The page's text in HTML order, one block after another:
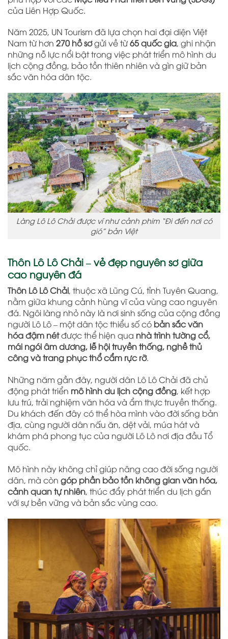
của Liên Hợp Quốc.
Năm 2025, UN Tourism đã lựa chọn hai đại diện Việt
Nam từ hơn 270 hồ sơgửi về từ65 quốc gia, ghi nhận
những nỗ lực nổi bật trong việc phát triển mô hình du
lịch cộng đồng, bảo tồn thiên nhiên và gìn giữ bản
sắc văn hóa dân tộc.
Làng Lô Lô Chải được ví như cảnh phim “Đi đến nơi có
gió” bản Việt
Thôn Lô Lô Chải – vẻ đẹp nguyên sơ giữa
cao nguyên đá
Thôn Lô Lô Chải, thuộc xã Lũng Cú, tỉnh Tuyên Quang,
nằm giữa khung cảnh hùng vĩ của vùng cao nguyên
đá. Ngôi làng nhỏ này là nơi sinh sống của cộng đồng
người Lô Lô – một dân tộc thiểu số có bản sắc văn
hóa đậm nétđược thể hiện qua nhà trình tường cổ,
mái ngói âm dương, lễ hội truyền thống, nghề thủ
công và trang phục thổ cẩm rực rỡ.
Những năm gần đây, người dân Lô Lô Chải đã chủ
động phát triển mô hình du lịch cộng đồng, kết hợp
lưu trú, trải nghiệm văn hóa và ẩm thực truyền thống.
Du khách đến đây có thể hòa mình vào đời sống bản
địa, cùng người dân nấu ăn, dệt vải, múa hát và
khám phá phong tục của người Lô Lô nơi địa đầu Tổ
quốc.
Mô hình này không chỉ giúp nâng cao đời sống người
dân, mà còn góp phần bảo tồn không gian văn hóa,
cảnh quan tự nhiên, thúc đẩy phát triển du lịch gắn
với sự bền vững và bản sắc vùng cao.